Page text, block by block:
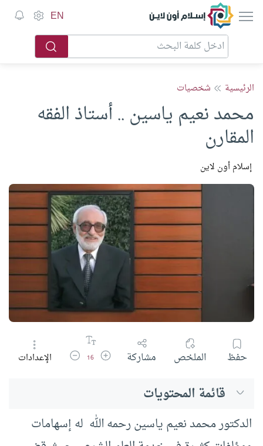
إسلام أون لاين EN
الرئيسية شخصيات
محمد نعيم ياسين .. أستاذ الفقه
المقارن
إسلام أون لاين
حفظ الملخص مشاركة زيادة حجم الخط
16 تقليل حجم الخط
الإعدادات
قائمة المحتويات
الدكتور محمد نعيم ياسين رحمه الله له إسهامات